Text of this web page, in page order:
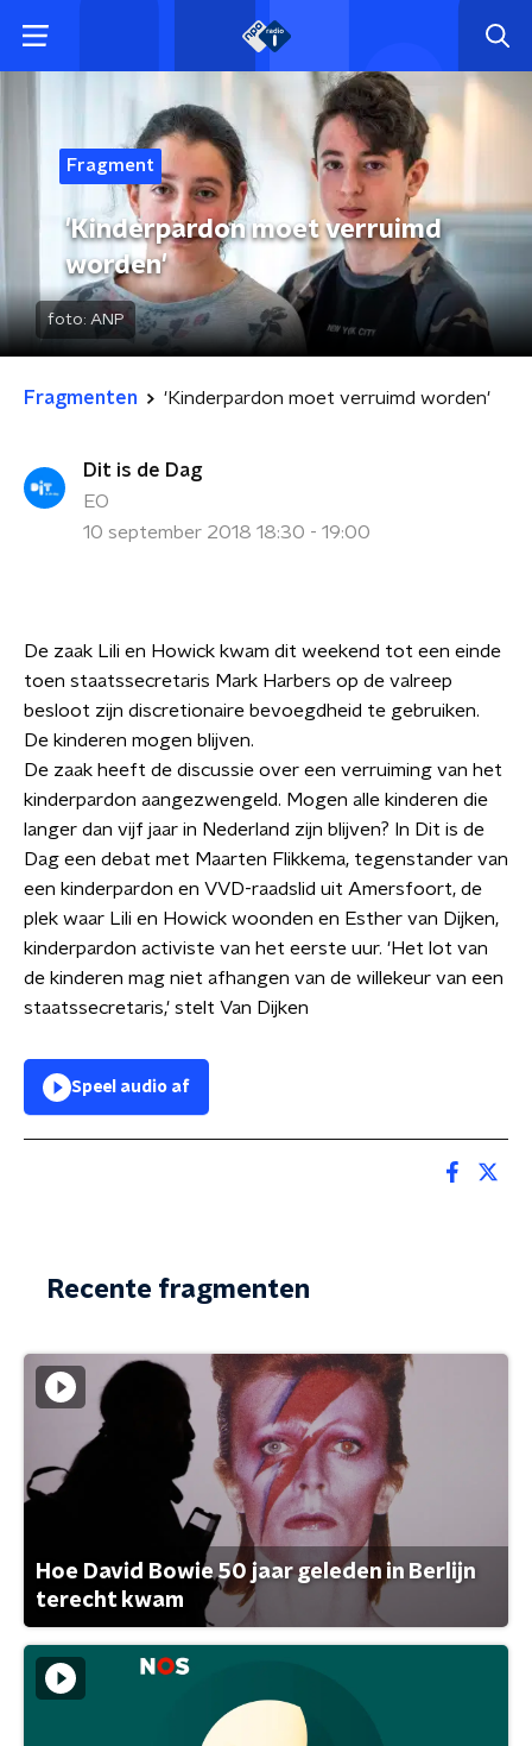
Fragment
'Kinderpardon moet verruimd
worden'
foto: ANP
Fragmenten 'Kinderpardon moet verruimd worden'
Dit is de Dag
EO
10 september 2018 18:30 - 19:00
De zaak Lili en Howick kwam dit weekend tot een einde
toen staatssecretaris Mark Harbers op de valreep
besloot zijn discretionaire bevoegdheid te gebruiken.
De kinderen mogen blijven.
De zaak heeft de discussie over een verruiming van het
kinderpardon aangezwengeld. Mogen alle kinderen die
langer dan vijf jaar in Nederland zijn blijven? In Dit is de
Dag een debat met Maarten Flikkema, tegenstander van
een kinderpardon en VVD-raadslid uit Amersfoort, de
plek waar Lili en Howick woonden en Esther van Dijken,
kinderpardon activiste van het eerste uur. 'Het lot van
de kinderen mag niet afhangen van de willekeur van een
staatssecretaris,' stelt Van Dijken
Speel audio af
Recente fragmenten
Hoe David Bowie 50 jaar geleden in Berlijn
terecht kwam